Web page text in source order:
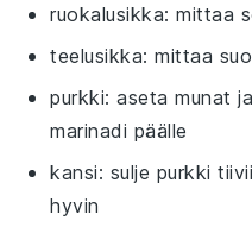
ruokalusikka: mittaa
teelusikka: mittaa
purkki: aseta munat
marinadi päälle
kansi: sulje purkki
hyvin